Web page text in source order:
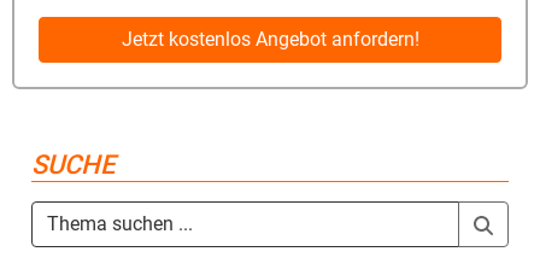
Jetzt kostenlos Angebot anfordern!
SUCHE